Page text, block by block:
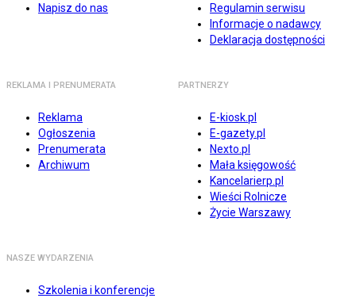
Napisz do nas
Regulamin serwisu
Informacje o nadawcy
Deklaracja dostępności
REKLAMA I PRENUMERATA
Reklama
Ogłoszenia
Prenumerata
Archiwum
PARTNERZY
E-kiosk.pl
E-gazety.pl
Nexto.pl
Mała księgowość
Kancelarierp.pl
Wieści Rolnicze
Życie Warszawy
NASZE WYDARZENIA
Szkolenia i konferencje